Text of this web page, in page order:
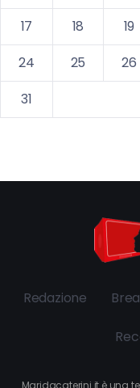
17
18 19
24
25 26
31
Redazione